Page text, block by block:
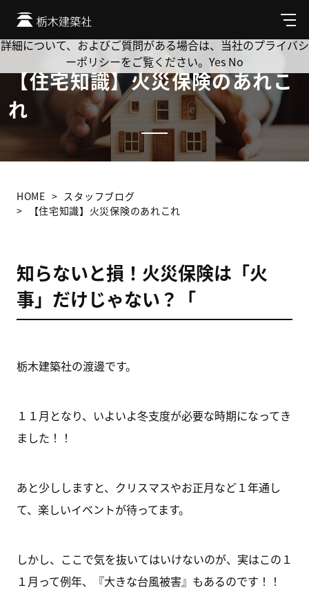
メ
ニ
ュ
【住宅知識】火災保険のあれこ
れ
HOME
スタッフブログ
【住宅知識】火災保険のあれこれ
知らないと損！火災保険は「火
事」だけじゃない？「
栃木建築社の渡邊です。
１１月となり、いよいよ冬支度が必要な時期になってき
ました！！
あと少ししますと、クリスマスやお正月など１年通し
て、楽しいイベントが待ってます。
しかし、ここで気を抜いてはいけないのが、実はこの１
１月って例年、『大きな台風被害』もあるのです！！
Cookie を使用して、お客様の活動を追跡してもよろしいです
か? 当社ではお客様のプライバシーを極めて重視しています。
詳細について、およびご質問がある場合は、当社のプライバシ
ーポリシーをご覧ください。 Yes No